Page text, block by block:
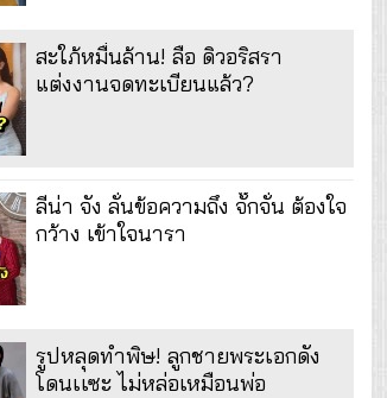
สะใภ้หมื่นล้าน! ลือ ดิวอริสรา
แต่งงานจดทะเบียนแล้ว?
ลีน่า จัง ลั่นข้อความถึง จั๊กจั่น ต้องใจ
กว้าง เข้าใจนารา
รูปหลุดทำพิษ! ลูกชายพระเอกดัง
โดนเเซะ ไม่หล่อเหมือนพ่อ